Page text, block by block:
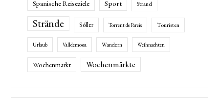
Spanische Reiseziele Sport Strand
Strände Sóller Torrent de Pareis Touristen
Urlaub Valldemossa Wandern Weihnachten
Wochenmarkt Wochenmärkte